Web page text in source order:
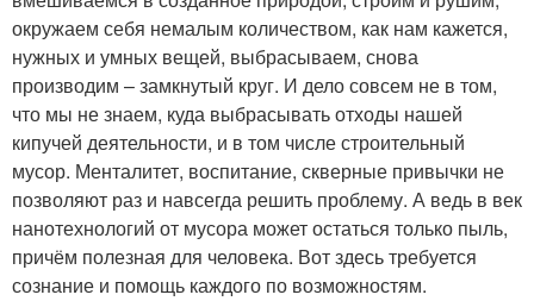
окружаем себя немалым количеством, как нам кажется,
нужных и умных вещей, выбрасываем, снова
производим – замкнутый круг. И дело совсем не в том,
что мы не знаем, куда выбрасывать отходы нашей
кипучей деятельности, и в том числе строительный
мусор. Менталитет, воспитание, скверные привычки не
позволяют раз и навсегда решить проблему. А ведь в век
нанотехнологий от мусора может остаться только пыль,
причём полезная для человека. Вот здесь требуется
сознание и помощь каждого по возможностям.